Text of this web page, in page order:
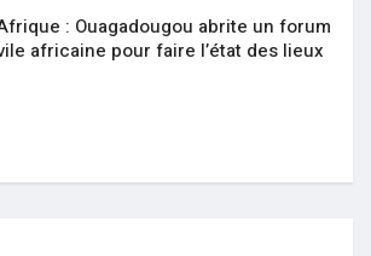
: Ouagadougou abrite un forum
africaine pour faire l’état des lieux